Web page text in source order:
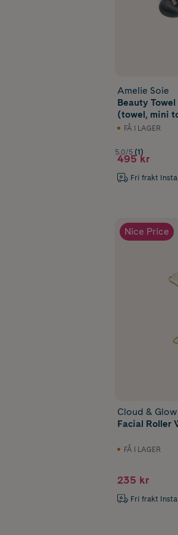
Amelie Soie
Beauty
(towel, mini
bandeau)
FÅ I LAGER
5.0/5 (1)
495 kr
Fri frakt
Nice Price
Cloud & Glow
Facial Roller
FÅ I LAGER
235 kr
Fri frakt